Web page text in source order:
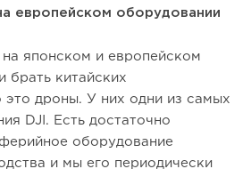
европейском оборудовании
японском и европейском
брать китайских
это дроны. У них одни из самых
DJI. Есть достаточно
оборудование
и мы его периодически